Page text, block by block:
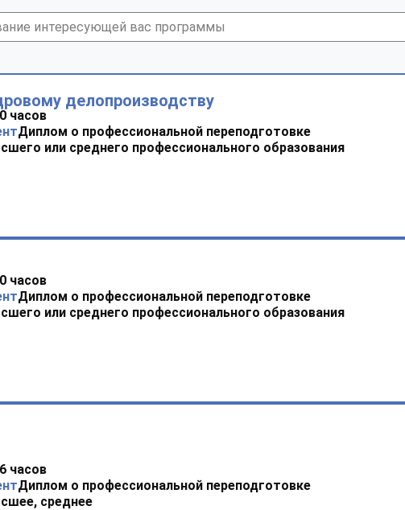
делопроизводству
часов
Диплом о профессиональной переподготовке
или среднего профессионального образования
часов
Диплом о профессиональной переподготовке
или среднего профессионального образования
часов
Диплом о профессиональной переподготовке
среднее